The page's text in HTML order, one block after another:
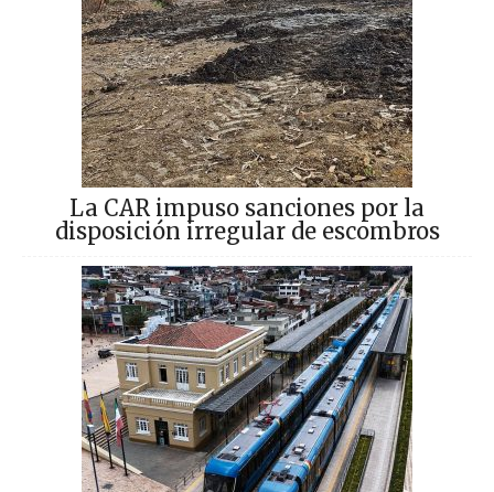
La CAR impuso sanciones por la
disposición irregular de escombros